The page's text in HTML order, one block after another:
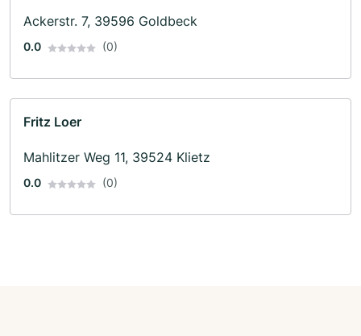
Ackerstr. 7, 39596 Goldbeck
0.0 (0)
Fritz Loer
Mahlitzer Weg 11, 39524 Klietz
0.0 (0)